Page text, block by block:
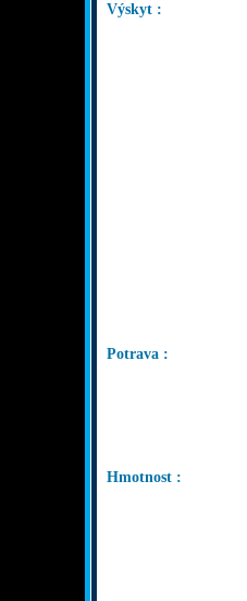
Výskyt :
Potrava :
Hmotnost :